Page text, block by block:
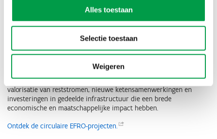
Alles toestaan
Selectie toestaan
Weigeren
Door EFRO gesteunde circulaire projecten
HetVlaamse EFRO-programmasubsidieert projecten in Vlaanderen
die de doelstellingen voor een slim en duurzaam Vlaanderen naar
de praktijk vertalen. Concreet ondersteunt EFRO circulaire
projecten via financiële cofinanciering voor samenwerkingen
tussen bedrijven, kennisinstellingen en overheden die inzetten op
innovatie, demonstratie en opschaling. Het gaat om initiatieven
zoals de ontwikkeling van circulaire producten en processen,
valorisatie van reststromen, nieuwe ketensamenwerkingen en
investeringen in gedeelde infrastructuur die een brede
economische en maatschappelijke impact hebben.
Ontdek de circulaire EFRO-projecten.